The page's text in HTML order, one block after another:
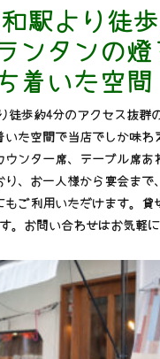
駅より徒
ンタンの燈
着いた空間
徒歩約4分のアクセス抜群
いた空間で当店でしか味わ
ウンター席、テーブル席あ
り、お一人様から宴会まで
もご利用いただけます。貸
。お問い合わせはお気軽に